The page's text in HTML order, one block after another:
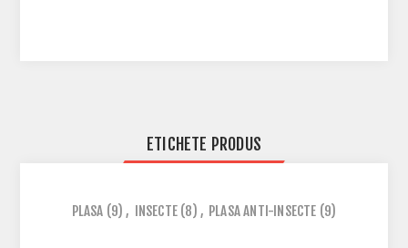
ETICHETE PRODUS
PLASA (9) , INSECTE (8) , PLASA ANTI-INSECTE (9)